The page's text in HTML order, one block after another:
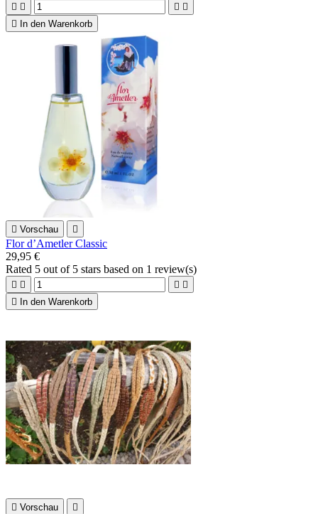
   

In den Warenkorb
 Vorschau 
Flor d’Ametler Classic
29,95 €
Rated 5 out of 5 stars based on 1 review(s)
   

In den Warenkorb
 Vorschau 